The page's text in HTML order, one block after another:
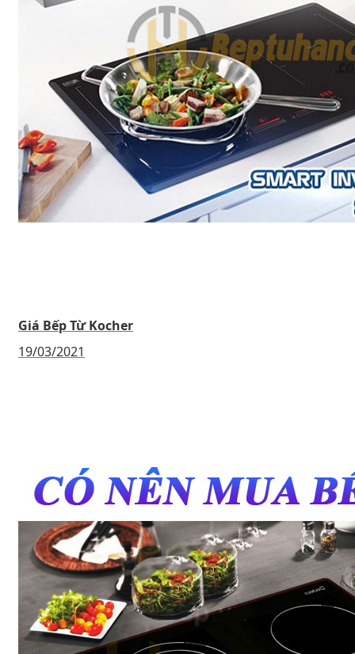
Giá Bếp Từ Kocher
19/03/2021